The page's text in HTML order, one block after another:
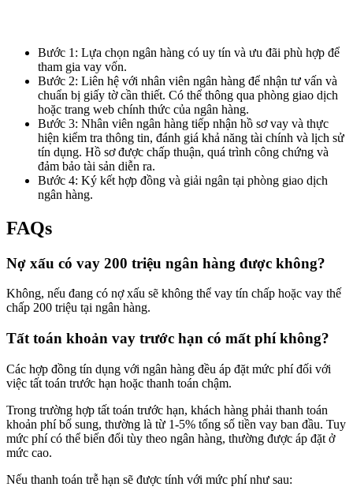
Bước 1: Lựa chọn ngân hàng có uy tín và ưu đãi phù hợp để
tham gia vay vốn.
Bước 2: Liên hệ với nhân viên ngân hàng để nhận tư vấn và
chuẩn bị giấy tờ cần thiết. Có thể thông qua phòng giao dịch
hoặc trang web chính thức của ngân hàng.
Bước 3: Nhân viên ngân hàng tiếp nhận hồ sơ vay và thực
hiện kiểm tra thông tin, đánh giá khả năng tài chính và lịch sử
tín dụng. Hồ sơ được chấp thuận, quá trình công chứng và
đảm bảo tài sản diễn ra.
Bước 4: Ký kết hợp đồng và giải ngân tại phòng giao dịch
ngân hàng.
FAQs
Nợ xấu có vay 200 triệu ngân hàng được không?
Không, nếu đang có nợ xấu sẽ không thể vay tín chấp hoặc vay thế
chấp 200 triệu tại ngân hàng.
Tất toán khoản vay trước hạn có mất phí không?
Các hợp đồng tín dụng với ngân hàng đều áp đặt mức phí đối với
việc tất toán trước hạn hoặc thanh toán chậm.
Trong trường hợp tất toán trước hạn, khách hàng phải thanh toán
khoản phí bổ sung, thường là từ 1-5% tổng số tiền vay ban đầu. Tuy
mức phí có thể biến đổi tùy theo ngân hàng, thường được áp đặt ở
mức cao.
Nếu thanh toán trễ hạn sẽ được tính với mức phí như sau: